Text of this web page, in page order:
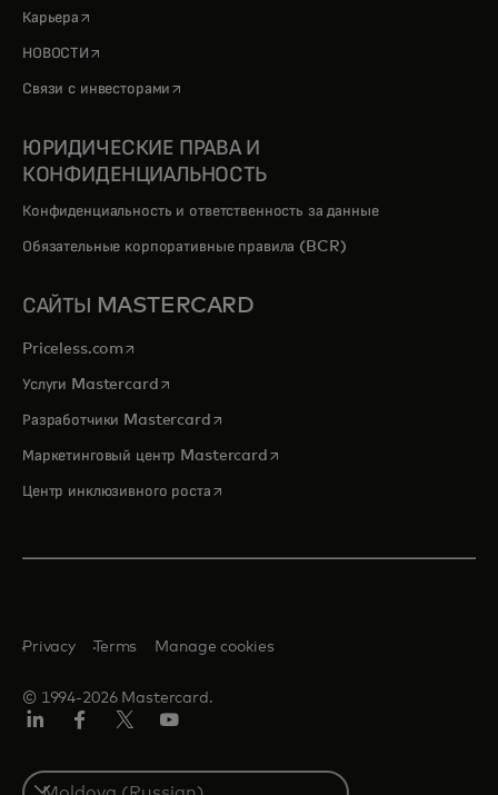
Карьера opens in a new tab
НОВОСТИ opens in a new tab
Связи с инвесторами opens in a new tab
ЮРИДИЧЕСКИЕ ПРАВА И
КОНФИДЕНЦИАЛЬНОСТЬ
Конфиденциальность и ответственность за данные
Обязательные корпоративные правила (BCR)
САЙТЫ MASTERCARD
Priceless.com opens in a new tab
Услуги Mastercardopens in a new tab
Разработчики Mastercardopens in a new tab
Маркетинговый центр Mastercardopens in a new tab
Центр инклюзивного ростаopens in a new tab
© 1994-2026 Mastercard.
Privacy Terms Manage cookies
Select